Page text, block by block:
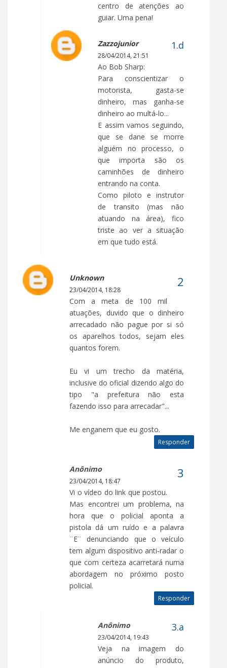
centro de atenções ao
guiar. Uma pena!
Zazzojunior
28/04/2014, 21:51
Ao Bob Sharp:
Para conscientizar o
motorista, gasta-se
dinheiro, mas ganha-se
dinheiro ao multá-lo...
E assim vamos seguindo,
que se dane se morre
alguém no processo, o
que importa são os
caminhões de dinheiro
entrando na conta.
Como piloto e instrutor
de transito (mas não
atuando na área), fico
triste ao ver a situação
em que tudo está.
Unknown
23/04/2014, 18:28
Com a meta de 100 mil
atuações, duvido que o dinheiro
arrecadado não pague por si só
os aparelhos todos, sejam eles
quantos forem.
Eu vi um trecho da matéria,
inclusive do oficial dizendo algo do
tipo "a prefeitura não esta
fazendo isso para arrecadar"...
Me enganem que eu gosto.
Responder
Anônimo
23/04/2014, 18:47
Vi o vídeo do link que postou.
Mas encontrei um problema, na
hora que o policial aponta a
pistola dá um ruído e a palavra
¨E¨ denunciando que o veículo
tem algum dispositivo anti-radar o
que com certeza acarretará numa
abordagem no próximo posto
policial.
Responder
Anônimo
23/04/2014, 19:43
Veja na imagem do
anúncio do produto,